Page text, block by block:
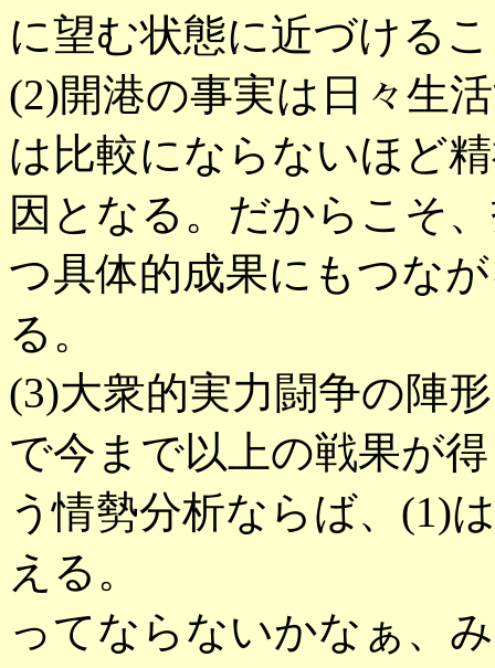
に望む状態に近づける
(2)開港の事実は日々生
は比較にならないほど
因となる。だからこそ
つ具体的成果にもつな
る。
(3)大衆的実力闘争の陣
で今まで以上の戦果が
う情勢分析ならば、(1)
える。
ってならないかなぁ、